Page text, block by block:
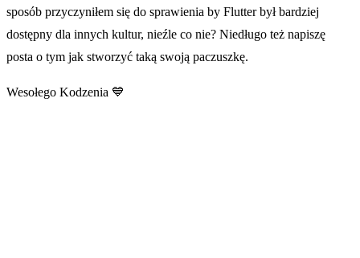
sposób przyczyniłem się do sprawienia by Flutter był bardziej
dostępny dla innych kultur, nieźle co nie? Niedługo też napiszę
posta o tym jak stworzyć taką swoją paczuszkę.
Wesołego Kodzenia 💙